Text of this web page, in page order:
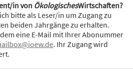
in von ÖkologischesWirtschaften?
bitte als Leser/in um Zugang zu
beiden Jahrgänge zu erhalten.
eine E-Mail mit Ihrer Abonummer
. Ihr Zugang wird